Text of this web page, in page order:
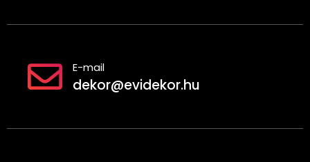
E-mail
dekor@evidekor.hu